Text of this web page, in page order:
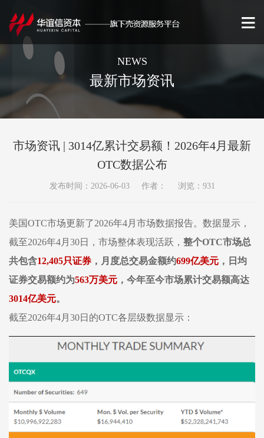
NEWS
最新市场资讯
市场资讯 | 3014亿累计交易额！2026年4月最新
OTC数据公布
发布时间：2026-06-03 作者： 浏览：931
美国OTC市场更新了2026年4月市场数据报告。数据显示，
截至2026年4月30日，市场整体表现活跃， 整个OTC市场总
共包含12,405只证券 ，月度总交易金额约699亿美元 ， 日均
证券交易额约为563万美元 ， 今年至今市场累计交易额高达
3014亿美元。
截至2026年4月30日的OTC各层级数据显示：